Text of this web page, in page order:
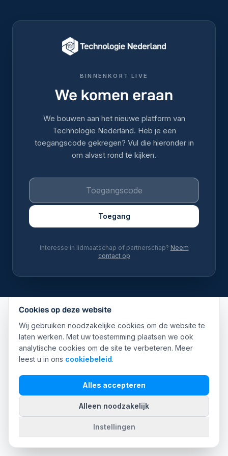
BINNENKORT LIVE
We komen eraan
We bouwen aan het nieuwe platform van
Technologie Nederland. Heb je een
toegangscode gekregen? Vul die hieronder in
om alvast rond te kijken.
Toegang
Interesse in lidmaatschap of partnerschap? Neem
contact op
Cookies op deze website
Wij gebruiken noodzakelijke cookies om de website te
laten werken. Met uw toestemming plaatsen we ook
analytische cookies om de site te verbeteren. Meer
leest u in ons cookiebeleid.
Alles accepteren
Alleen noodzakelijk
Instellingen